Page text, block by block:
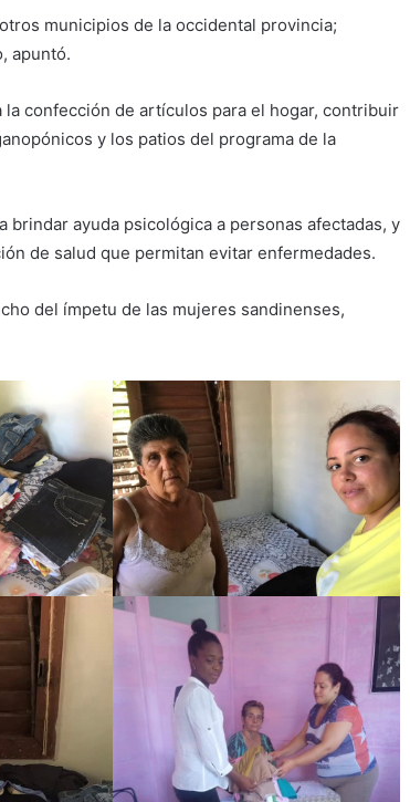
municipios de la occidental provincia;
apuntó.
confección de artículos para el hogar, contribuir
y los patios del programa de la
brindar ayuda psicológica a personas afectadas, y
de salud que permitan evitar enfermedades.
del ímpetu de las mujeres sandinenses,